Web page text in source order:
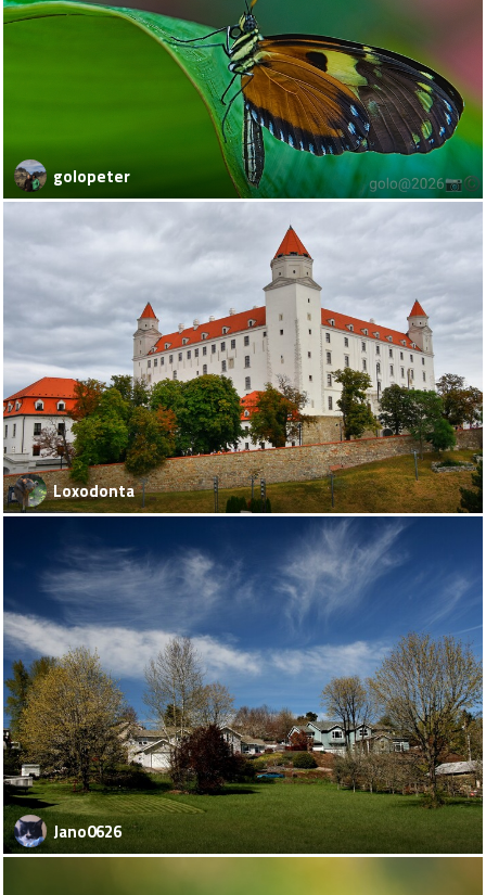
golopeter
Loxodonta
Jano0626